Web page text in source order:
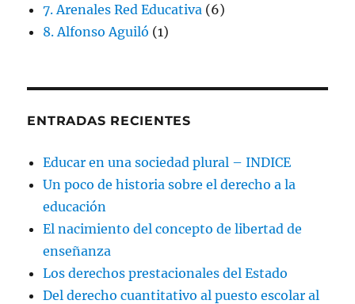
7. Arenales Red Educativa (6)
8. Alfonso Aguiló (1)
ENTRADAS RECIENTES
Educar en una sociedad plural – INDICE
Un poco de historia sobre el derecho a la
educación
El nacimiento del concepto de libertad de
enseñanza
Los derechos prestacionales del Estado
Del derecho cuantitativo al puesto escolar al